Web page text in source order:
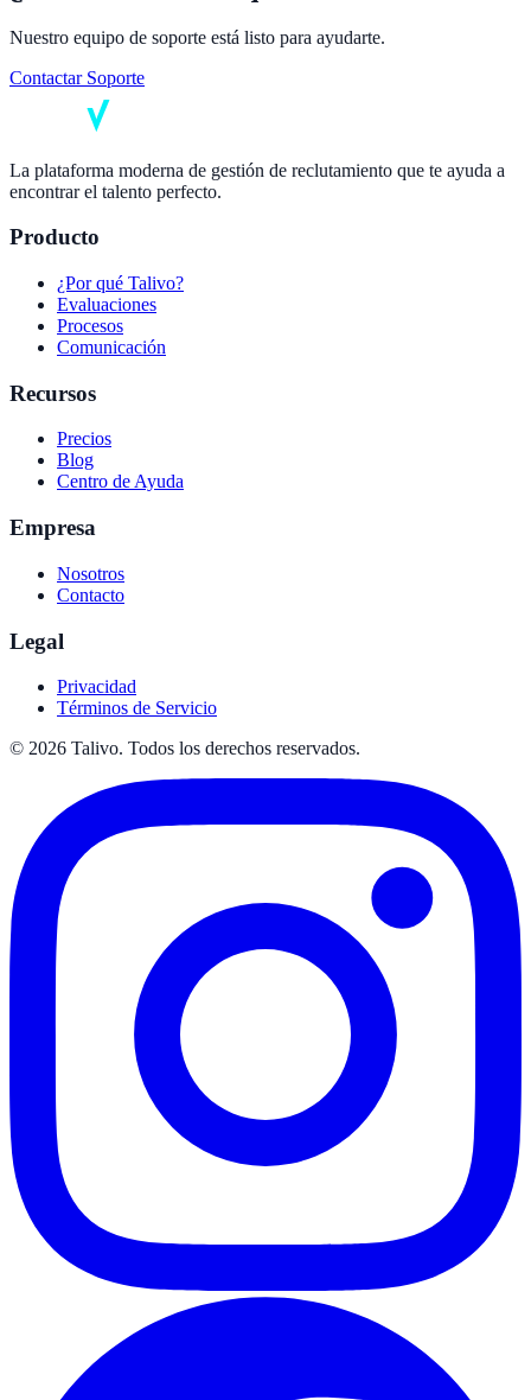
Nuestro equipo de soporte está listo para ayudarte.
Contactar Soporte
La plataforma moderna de gestión de reclutamiento que te ayuda a
encontrar el talento perfecto.
Producto
¿Por qué Talivo?
Evaluaciones
Procesos
Comunicación
Recursos
Precios
Blog
Centro de Ayuda
Empresa
Nosotros
Contacto
Legal
Privacidad
Términos de Servicio
© 2026 Talivo. Todos los derechos reservados.